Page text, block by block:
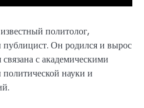
политолог,
Он родился и вырос
с академическими
науки и